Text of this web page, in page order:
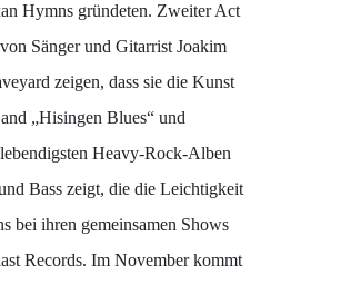
Hymns gründeten. Zweiter Act
Sänger und Gitarrist Joakim
zeigen, dass sie die Kunst
„Hisingen Blues“ und
Heavy-Rock-Alben
Bass zeigt, die die Leichtigkeit
bei ihren gemeinsamen Shows
Records. Im November kommt